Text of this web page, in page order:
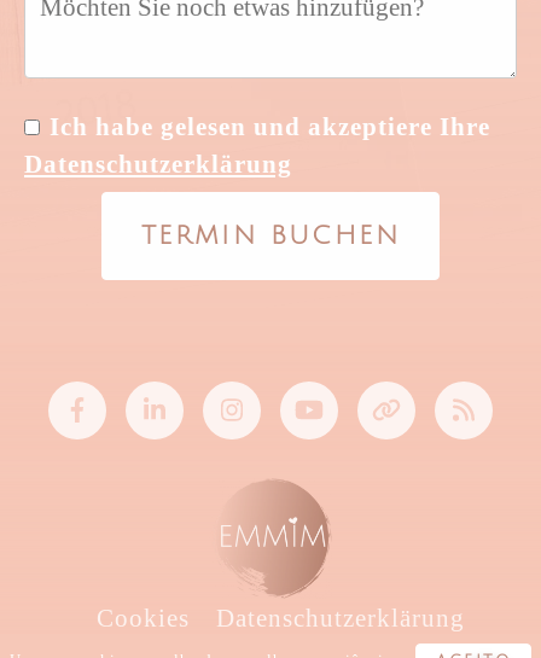
Ich habe gelesen und akzeptiere Ihre
Datenschutzerklärung
TERMIN BUCHEN
Cookies
Datenschutzerklärung